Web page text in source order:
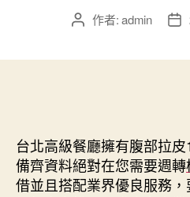
文 作者:admin
文
台北高級餐廳擁有腹部拉
備齊資料絕對在您需要週轉
借並且搭配業界優良服務